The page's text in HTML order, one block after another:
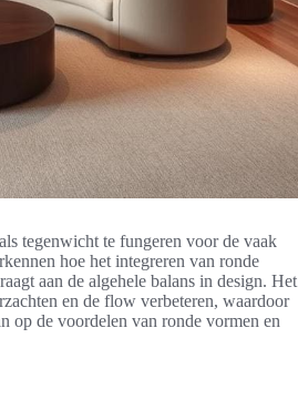
tegenwicht te fungeren voor de vaak
hoe het integreren van ronde
aan de algehele balans in design. Het
en de flow verbeteren, waardoor
op de voordelen van ronde vormen en